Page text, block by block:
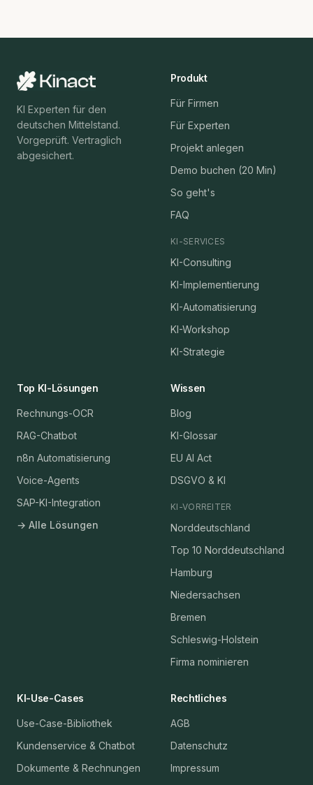
KI Experten für den
deutschen Mittelstand.
Vorgeprüft. Vertraglich
abgesichert.
Produkt
Für Firmen
Für Experten
Projekt anlegen
Demo buchen (20 Min)
So geht's
FAQ
KI-SERVICES
KI-Consulting
KI-Implementierung
KI-Automatisierung
KI-Workshop
KI-Strategie
Top KI-Lösungen
Rechnungs-OCR
RAG-Chatbot
n8n Automatisierung
Voice-Agents
SAP-KI-Integration
→ Alle Lösungen
Wissen
Blog
KI-Glossar
EU AI Act
DSGVO & KI
KI-VORREITER
Norddeutschland
Top 10 Norddeutschland
Hamburg
Niedersachsen
Bremen
Schleswig-Holstein
Firma nominieren
KI-Use-Cases
Use-Case-Bibliothek
Kundenservice & Chatbot
Dokumente & Rechnungen
Rechtliches
AGB
Datenschutz
Impressum